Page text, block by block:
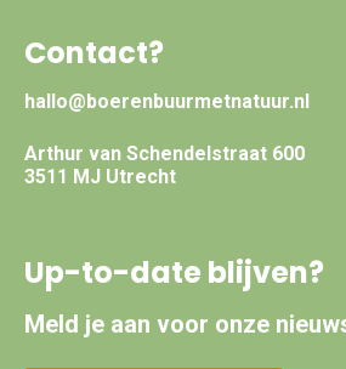
Contact?
hallo@boerenbuurmetnatuur.nl
Arthur van Schendelstraat 600
3511 MJ Utrecht
Up-to-date blijven?
Meld je aan voor onze